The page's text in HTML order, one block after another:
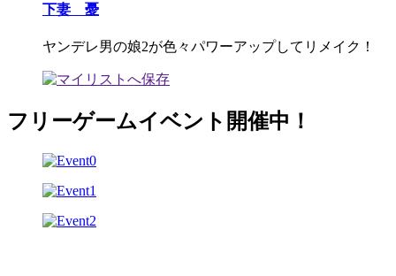
下妻 憂
ヤンデレ男の娘2が色々パワーアップしてリメイク！
フリーゲームイベント開催中！